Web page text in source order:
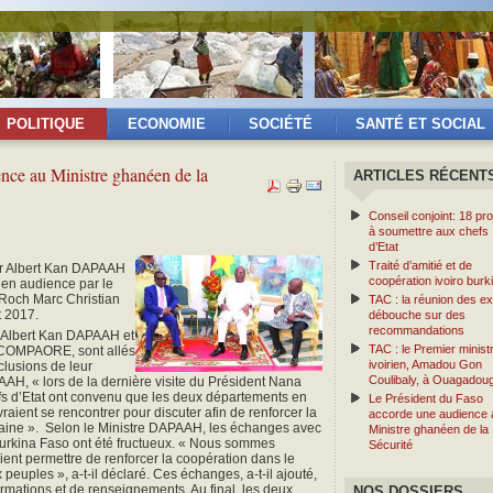
POLITIQUE ECONOMIE SOCIÉTÉ SANTÉ ET SOCIAL
au Ministre ghanéen de la
Kan DAPAAH
audience par le
Marc Christian
2017.
Kan DAPAAH et
sont allés
de leur
« lors de la dernière visite du Président Nana
d’Etat ont convenu que les deux départements en
se rencontrer pour discuter afin de renforcer la
». Selon le Ministre DAPAAH, les échanges avec
Faso ont été fructueux. « Nous sommes
permettre de renforcer la coopération dans le
», a-t-il déclaré. Ces échanges, a-t-il ajouté,
et de renseignements. Au final, les deux
ARTICLES
Conseil conjoint: 18
à soumettre aux chefs
d’Etat
Traité d’amitié et de
coopération ivoiro
TAC : la réunion des
débouche sur des
recommandations
TAC : le Premier
ivoirien, Amadou Gon
Coulibaly, à
Le Président du Faso
accorde une audience
Ministre ghanéen de la
Sécurité